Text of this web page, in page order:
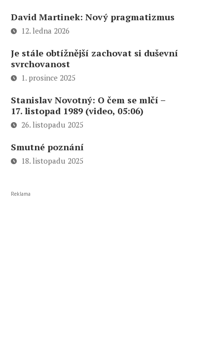
David Martinek: Nový pragmatizmus
12. ledna 2026
Je stále obtížnější zachovat si duševní
svrchovanost
1. prosince 2025
Stanislav Novotný: O čem se mlčí –
17. listopad 1989 (video, 05:06)
26. listopadu 2025
Smutné poznání
18. listopadu 2025
Reklama